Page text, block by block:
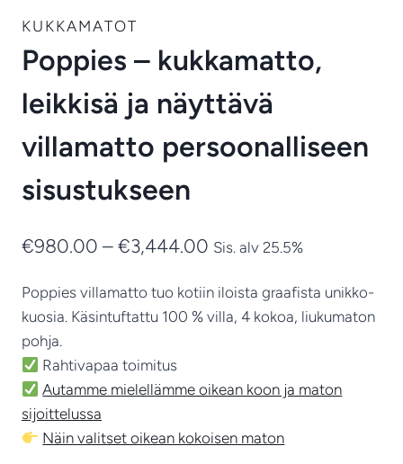
KUKKAMATOT
Poppies – kukkamatto,
leikkisä ja näyttävä
villamatto persoonalliseen
sisustukseen
€980.00 – €3,444.00 Hintaluokka:
Sis. alv 25.5%
Poppies villamatto tuo kotiin iloista graafista unikko-
kuosia. Käsintuftattu 100 % villa, 4 kokoa, liukumaton
pohja.
Rahtivapaa toimitus
Autamme mielellämme oikean koon ja maton
sijoittelussa
Näin valitset oikean kokoisen maton